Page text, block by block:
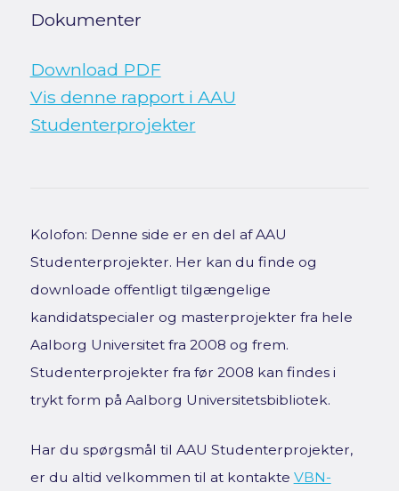
Dokumenter
Download PDF
Vis denne rapport i AAU
Studenterprojekter
Kolofon: Denne side er en del af AAU
Studenterprojekter. Her kan du finde og
downloade offentligt tilgængelige
kandidatspecialer og masterprojekter fra hele
Aalborg Universitet fra 2008 og frem.
Studenterprojekter fra før 2008 kan findes i
trykt form på Aalborg Universitetsbibliotek.
Har du spørgsmål til AAU Studenterprojekter,
er du altid velkommen til at kontakte VBN-